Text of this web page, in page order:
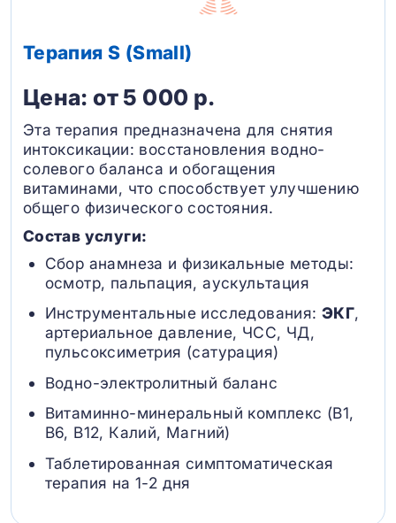
Терапия S (Small)
Цена: от 5 000 р.
Эта терапия предназначена для снятия
интоксикации: восстановления водно-
солевого баланса и обогащения
витаминами, что способствует улучшению
общего физического состояния.
Состав услуги:
Сбор анамнеза и физикальные методы:
осмотр, пальпация, аускультация
Инструментальные исследования: ЭКГ,
артериальное давление, ЧСС, ЧД,
пульсоксиметрия (сатурация)
Водно-электролитный баланс
Витаминно-минеральный комплекс (B1,
B6, В12, Калий, Магний)
Таблетированная симптоматическая
терапия на 1-2 дня